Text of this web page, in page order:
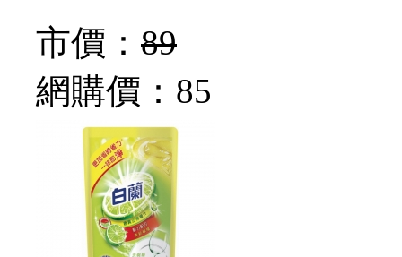
市價： 89
網購價： 85